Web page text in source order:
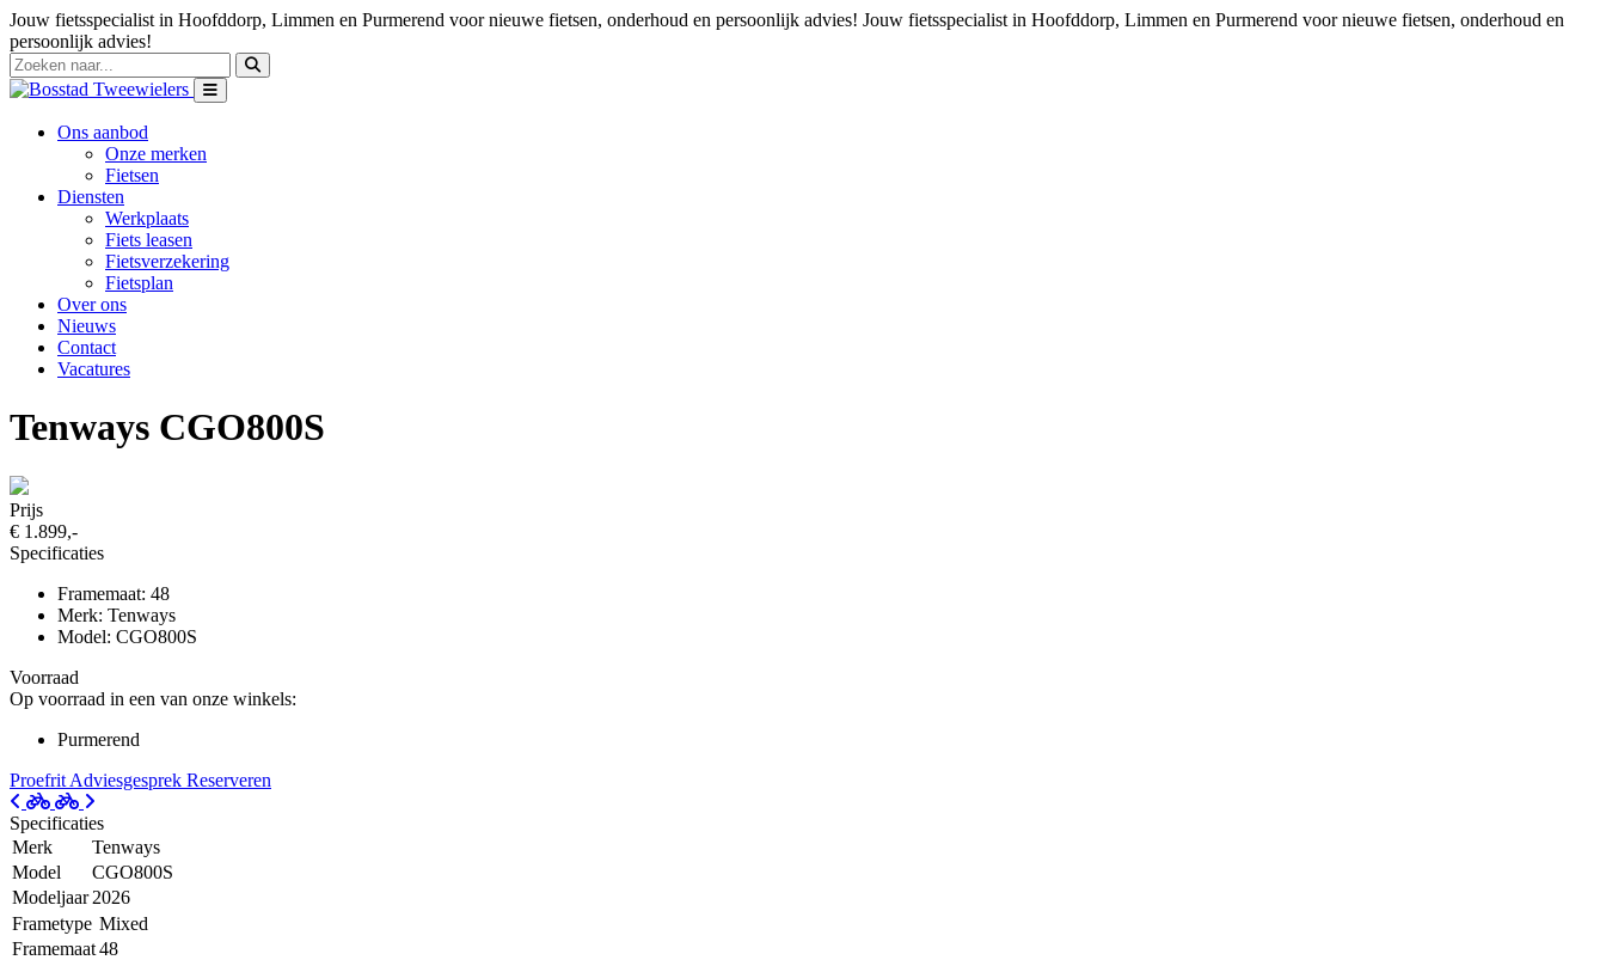
Jouw fietsspecialist in Hoofddorp, Limmen en Purmerend voor nieuwe fietsen, onderhoud en persoonlijk advies! Jouw fietsspecialist in Hoofddorp, Limmen en Purmerend voor nieuwe fietsen, onderhoud en
persoonlijk advies!
Ons aanbod
Onze merken
Fietsen
Diensten
Werkplaats
Fiets leasen
Fietsverzekering
Fietsplan
Over ons
Nieuws
Contact
Vacatures
Tenways CGO800S
Prijs
€ 1.899,-
Specificaties
Framemaat: 48
Merk: Tenways
Model: CGO800S
Voorraad
Op voorraad in een van onze winkels:
Purmerend
Proefrit Adviesgesprek Reserveren
Specificaties
Merk
Tenways
Model
CGO800S
Modeljaar 2026
Frametype Mixed
Framemaat48